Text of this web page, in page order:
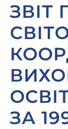
ЗВІТ
ЗА